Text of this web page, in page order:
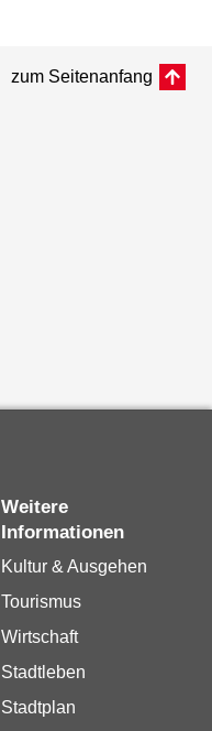
zum Seitenanfang
Weitere
Informationen
Kultur & Ausgehen
Tourismus
Wirtschaft
Stadtleben
Stadtplan